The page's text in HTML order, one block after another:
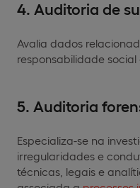
4. Auditoria de
Avalia dados
responsabilidade
5. Auditoria
Especializa-se na
irregularidades e
técnicas, legais e